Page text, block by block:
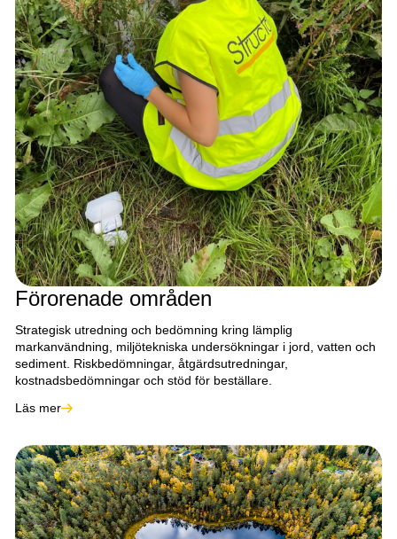
Förorenade områden
Strategisk utredning och bedömning kring lämplig
markanvändning, miljötekniska undersökningar i jord, vatten och
sediment. Riskbedömningar, åtgärdsutredningar,
kostnadsbedömningar och stöd för beställare.
Läs mer